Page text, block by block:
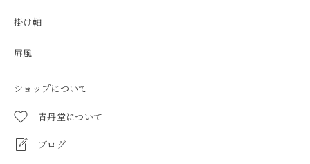
掛け軸
屏風
ショップについて
青丹堂について
ブログ